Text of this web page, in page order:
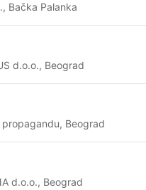
Bačka Palanka
d.o.o., Beograd
propagandu, Beograd
d.o.o., Beograd